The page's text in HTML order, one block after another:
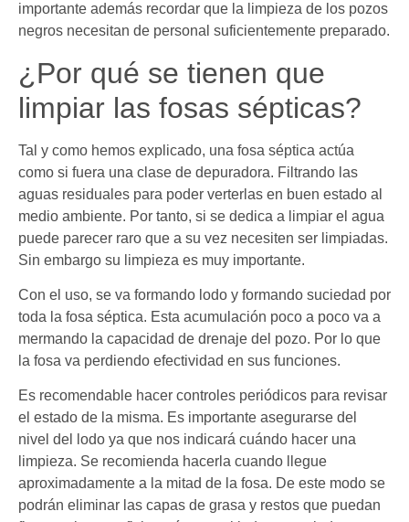
importante además recordar que la limpieza de los pozos
negros necesitan de personal suficientemente preparado.
¿Por qué se tienen que
limpiar las fosas sépticas?
Tal y como hemos explicado, una fosa séptica actúa
como si fuera una clase de depuradora. Filtrando las
aguas residuales para poder verterlas en buen estado al
medio ambiente. Por tanto, si se dedica a limpiar el agua
puede parecer raro que a su vez necesiten ser limpiadas.
Sin embargo su limpieza es muy importante.
Con el uso, se va formando lodo y formando suciedad por
toda la fosa séptica. Esta acumulación poco a poco va a
mermando la capacidad de drenaje del pozo. Por lo que
la fosa va perdiendo efectividad en sus funciones.
Es recomendable hacer controles periódicos para revisar
el estado de la misma. Es importante asegurarse del
nivel del lodo ya que nos indicará cuándo hacer una
limpieza. Se recomienda hacerla cuando llegue
aproximadamente a la mitad de la fosa. De este modo se
podrán eliminar las capas de grasa y restos que puedan